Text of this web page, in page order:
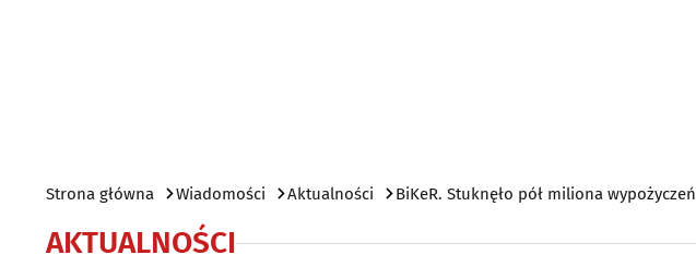
Strona główna Wiadomości Aktualności BiKeR. Stuknęło pół miliona wypożyczeń
AKTUALNOŚCI